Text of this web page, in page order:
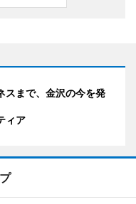
スまで、金沢の今を発
ィア